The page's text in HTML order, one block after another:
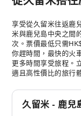
享受從久留米往返鹿
米與鹿兒島中央之間
次。票價最低只需
你趕時間，最快的火
更多時間享受旅程。
適且高性價比的旅行
久留米 - 鹿兒